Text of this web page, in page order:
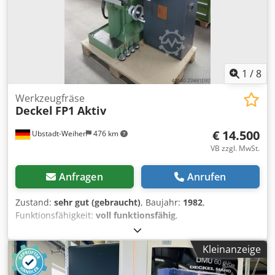
1 /8
Ubstadt-Weiher 476 km
Werkzeugfräse
Deckel FP1 Aktiv
€ 14.500
VB zzgl. MwSt.
Anfragen Anrufen
Zustand: sehr gut (gebraucht), Baujahr: 1982,
Funktionsfähigkeit: voll funktionsfähig,
Universalfräsmaschine Deckel FP1 mit 3 – Achs -
Digitalanzeige Heidenhain Aktiv-Steuerung und
stufenlosen Vorschub Dksdpfx Ajzrn Tyek Uor Technische
Daten: >> Baujahr 1982 Maschinen-Nr.2101-1995 >>
Kleinanzeige